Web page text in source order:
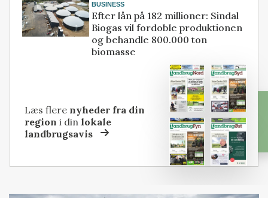
BUSINESS
Efter lån på 182 millioner: Sindal
Biogas vil fordoble produktionen
og behandle 800.000 ton
biomasse
Læs flere nyheder fra din
region i dinlokale
landbrugsavis